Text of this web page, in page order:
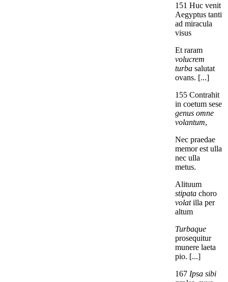
151 Huc venit
Aegyptus tanti
ad miracula
visus
Et raram
volucrem
turba salutat
ovans. [...]
155 Contrahit
in coetum sese
genus omne
volantum,
Nec praedae
memor est ulla
nec ulla
metus.
Alituum
stipata choro
volatilla per
altum
Turbaque
prosequitur
munere laeta
pio. [...]
167 Ipsa sibi